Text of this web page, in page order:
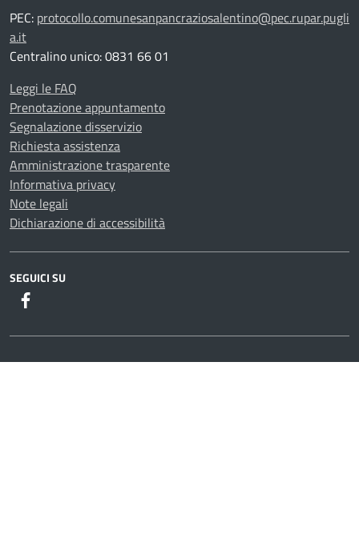
PEC: protocollo.comunesanpancraziosalentino@pec.rupar.pugli
a.it
Centralino unico: 0831 66 01
Leggi le FAQ
Prenotazione appuntamento
Segnalazione disservizio
Richiesta assistenza
Amministrazione trasparente
Informativa privacy
Note legali
Dichiarazione di accessibilità
SEGUICI SU